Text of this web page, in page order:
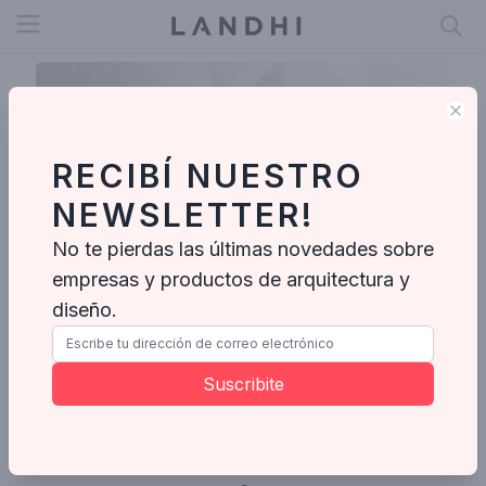
Open menu
Delta Arquitectura & Intsmo.
Enviar mensaje
RECIBÍ NUESTRO
NEWSLETTER!
No te pierdas las últimas novedades sobre
empresas y productos de arquitectura y
diseño.
Suscribite